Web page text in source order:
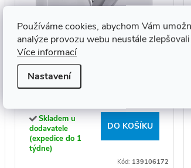
Používáme cookies, abychom Vám
analýze provozu webu neustále
Více informací
Nastavení
SOLO: Háček - 139106172
Skladem u
dodavatele
(expedice do 1
týdne)
DO KOŠÍKU
Kód: 139106172